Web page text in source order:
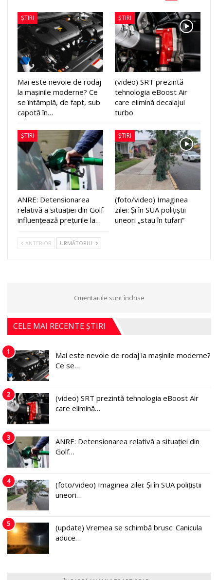
ȘTIRI
Mai este nevoie de rodaj
la mașinile moderne? Ce
se întâmplă, de fapt, sub
capotă în…
ȘTIRI
(video) SRT prezintă
tehnologia eBoost Air
care elimină decalajul
turbo
ȘTIRI
ANRE: Detensionarea
relativă a situației din Golf
influențează prețurile la…
ȘTIRI
(foto/video) Imaginea
zilei: Și în SUA polițiștii
uneori „stau în tufari”
ANTERIOR URMĂTORUL
Cmentariile sunt închise
CELE MAI RECENTE ȘTIRI
1
Mai este nevoie de rodaj la mașinile moderne?
Ce se…
2
(video) SRT prezintă tehnologia eBoost Air
care elimină…
3
ANRE: Detensionarea relativă a situației din
Golf…
4
(foto/video) Imaginea zilei: Și în SUA polițiștii
uneori…
5
(update) Vremea se schimbă brusc: Canicula
aduce…